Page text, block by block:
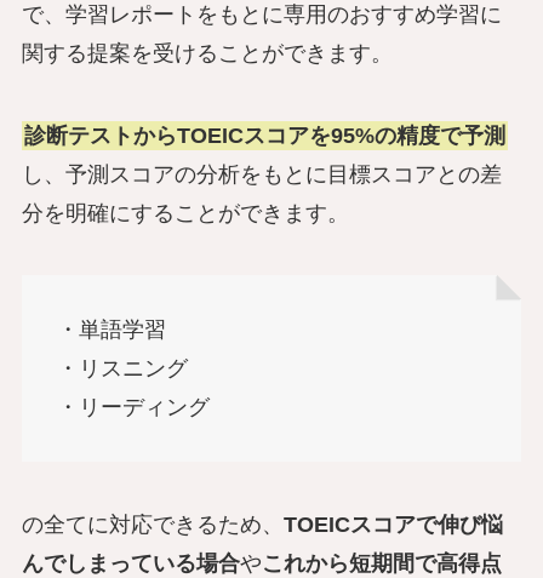
で、学習レポートをもとに専用のおすすめ学習に
関する提案を受けることができます。
診断テストからTOEICスコアを95%の精度で予測
し、予測スコアの分析をもとに目標スコアとの差
分を明確にすることができます。
・単語学習
・リスニング
・リーディング
の全てに対応できるため、 TOEICスコアで伸び悩
んでしまっている場合やこれから短期間で高得点